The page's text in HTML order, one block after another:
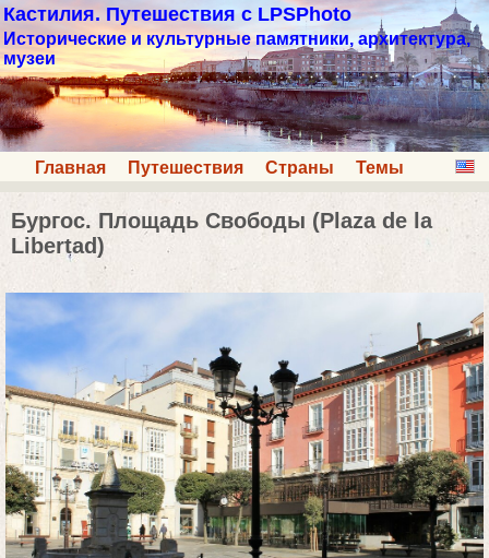
Кастилия. Путешествия с LPSPhoto
Исторические и культурные памятники, архитектура,
музеи
Главная Путешествия Страны Темы
Бургос. Площадь Свободы (Plaza de la
Libertad)